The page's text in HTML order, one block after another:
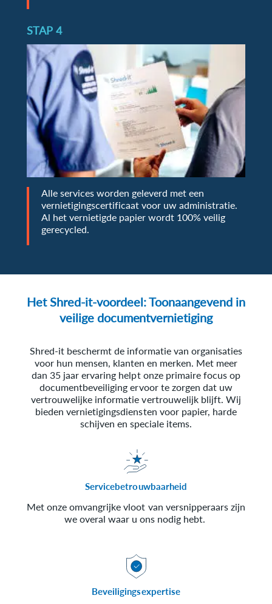
STAP 4
Alle services worden geleverd met een
vernietigingscertificaat voor uw administratie.
Al het vernietigde papier wordt 100% veilig
gerecycled.
Het Shred-it-voordeel: Toonaangevend in
veilige documentvernietiging
Shred-it beschermt de informatie van organisaties
voor hun mensen, klanten en merken. Met meer
dan 35 jaar ervaring helpt onze primaire focus op
documentbeveiliging ervoor te zorgen dat uw
vertrouwelijke informatie vertrouwelijk blijft. Wij
bieden vernietigingsdiensten voor papier, harde
schijven en speciale items.
Servicebetrouwbaarheid
Met onze omvangrijke vloot van versnipperaars zijn
we overal waar u ons nodig hebt.
Beveiligingsexpertise